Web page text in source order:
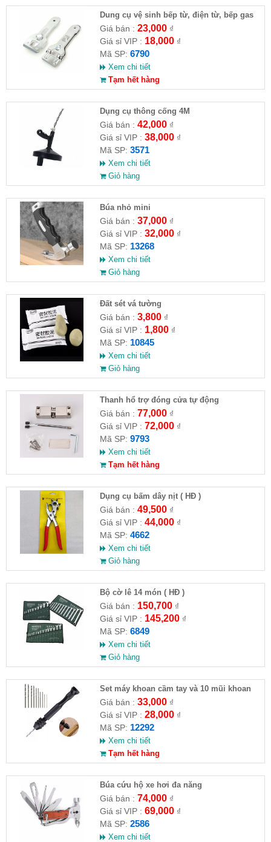
Dung cụ vệ sinh bếp từ, điện từ, bếp gas
Giá bán : 23,000₫
Giá sỉ VIP : 18,000₫
Mã SP: 6790
Xem chi tiết
Tạm hết hàng
Dụng cụ thông cống 4M
Giá bán : 42,000₫
Giá sỉ VIP : 38,000₫
Mã SP: 3571
Xem chi tiết
Giỏ hàng
Búa nhỏ mini
Giá bán : 37,000₫
Giá sỉ VIP : 32,000₫
Mã SP: 13268
Xem chi tiết
Giỏ hàng
Đất sét vá tường
Giá bán : 3,800₫
Giá sỉ VIP : 1,800₫
Mã SP: 10845
Xem chi tiết
Giỏ hàng
Thanh hổ trợ đóng cửa tự động
Giá bán : 77,000₫
Giá sỉ VIP : 72,000₫
Mã SP: 9793
Xem chi tiết
Tạm hết hàng
Dụng cụ bấm dây nịt ( HĐ )
Giá bán : 49,500₫
Giá sỉ VIP : 44,000₫
Mã SP: 4662
Xem chi tiết
Giỏ hàng
Bộ cờ lê 14 món ( HĐ )
Giá bán : 150,700₫
Giá sỉ VIP : 145,200₫
Mã SP: 6849
Xem chi tiết
Giỏ hàng
Set máy khoan cầm tay và 10 mũi khoan
Giá bán : 33,000₫
Giá sỉ VIP : 28,000₫
Mã SP: 12292
Xem chi tiết
Tạm hết hàng
Búa cứu hộ xe hơi đa năng
Giá bán : 74,000₫
Giá sỉ VIP : 69,000₫
Mã SP: 2586
Xem chi tiết